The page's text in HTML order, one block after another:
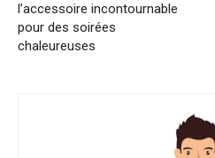
l’accessoire incontournable
pour des soirées
chaleureuses